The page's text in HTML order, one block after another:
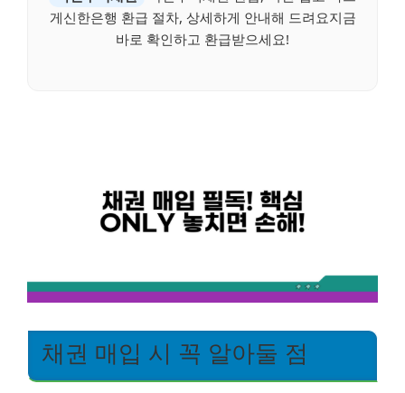
게신한은행 환급 절차, 상세하게 안내해 드려요지금
바로 확인하고 환급받으세요!
채권 매입 시 꼭 알아둘 점